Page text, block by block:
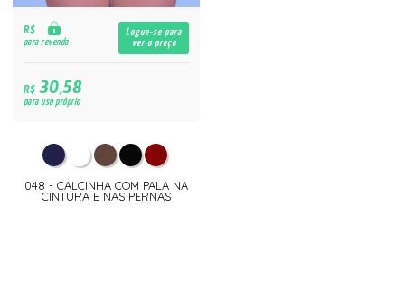
R$
para revenda
Logue-se para
ver o preço
R$30,58
para uso próprio
048 - CALCINHA COM PALA NA
CINTURA E NAS PERNAS